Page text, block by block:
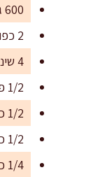
600 גרם פילה דג בס, טרי וללא עצמות
2 כפות שמן זית איכותי (30 מ"ל)
4 שיני שום פרוסות דק
1/2 פלפל ירוק חריף, פרוס דק (לא חובה)
1/2 כפית גרגרי כמון שלמים
1/2 כפית פפריקה מתוקה
1/4 כפית כורכום